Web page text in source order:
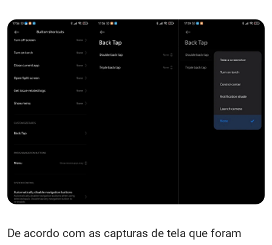
De acordo com as capturas de tela que foram